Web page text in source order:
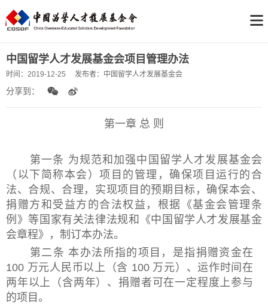
中国留学人才发展基金会项目管理办法
时间： 2019-12-25 发布者： 中国留学人才发展基金会
分享到：
第一章 总 则
第一条 为规范和加强中国留学人才发展基金会
（以下简称本会）项目的管理，确保项目运行的合
法、合规、合理，实现项目的预期目标，确保本会、
捐赠方和受益方的合法权益，根据《基金会管理条
例》等国家有关法律法规和《中国留学人才发展基金
会章程》，制订本办法。
第二条 本办法所指的项目，是指捐赠资金在
100 万元人民币以上（含 100 万元）、运作时间在
两年以上（含两年）、捐赠者可在一定程度上参与
的项目。